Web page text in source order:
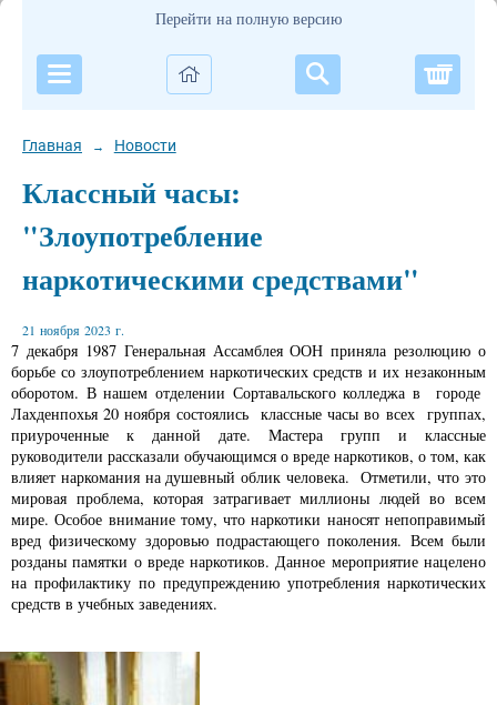
Перейти на полную версию
Главная → Новости
Классный часы:
"Злоупотребление
наркотическими средствами"
21 ноября 2023 г.
7 декабря 1987 Генеральная Ассамблея ООН приняла резолюцию о
борьбе со злоупотреблением наркотических средств и их незаконным
оборотом. В нашем отделении Сортавальского колледжа в городе
Лахденпохья 20 ноября состоялись классные часы во всех группах,
приуроченные к данной дате. Мастера групп и классные
руководители рассказали обучающимся о вреде наркотиков, о том, как
влияет наркомания на душевный облик человека. Отметили, что это
мировая проблема, которая затрагивает миллионы людей во всем
мире. Особое внимание тому, что наркотики наносят непоправимый
вред физическому здоровью подрастающего поколения. Всем были
розданы памятки о вреде наркотиков. Данное мероприятие нацелено
на профилактику по предупреждению употребления наркотических
средств в учебных заведениях.